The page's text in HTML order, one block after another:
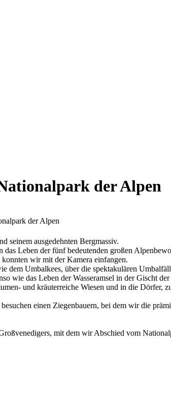
der Alpen
der Alpen
seinem ausgedehnten Bergmassiv.
Leben der fünf bedeutenden großen
wir mit der Kamera einfangen.
dem Umbalkees, über die spektakulären
wie das Leben der Wasseramsel in der Gischt der
und kräuterreiche Wiesen und in die Dörfer,
einen Ziegenbauern, bei dem wir die
mit dem wir Abschied vom